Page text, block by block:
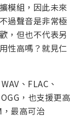
模組，因此未來
過聲音是非常極
，但也不代表另
性高嗎？就見仁
、FLAC、
，也支援更高
最高可治